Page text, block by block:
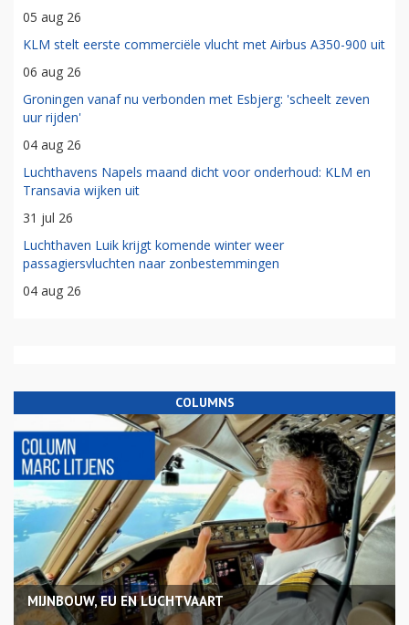
05 aug 26
KLM stelt eerste commerciële vlucht met Airbus A350-900 uit
06 aug 26
Groningen vanaf nu verbonden met Esbjerg: 'scheelt zeven
uur rijden'
04 aug 26
Luchthavens Napels maand dicht voor onderhoud: KLM en
Transavia wijken uit
31 jul 26
Luchthaven Luik krijgt komende winter weer
passagiersvluchten naar zonbestemmingen
04 aug 26
COLUMNS
MIJNBOUW, EU EN LUCHTVAART